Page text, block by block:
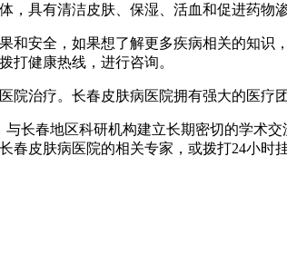
具有清洁皮肤、保湿、活血和促进药物渗
安全，如果想了解更多疾病相关的知
打健康热线，进行咨询。
治疗。长春皮肤病医院拥有强大的医疗
长春地区科研机构建立长期密切的学术
皮肤病医院的相关专家，或拨打24小时